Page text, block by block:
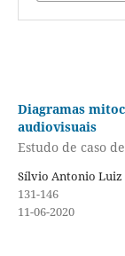
Diagramas
audiovisuais
Estudo de caso
Sílvio Antonio Luiz
131-146
11-06-2020